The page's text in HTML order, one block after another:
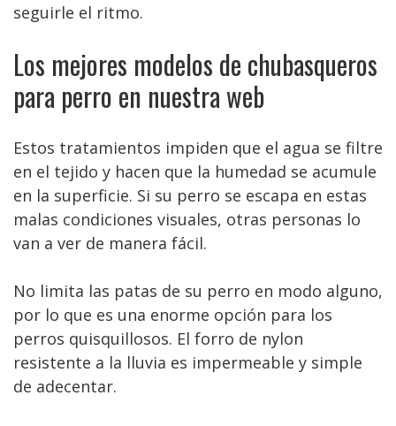
seguirle el ritmo.
Los mejores modelos de chubasqueros
para perro en nuestra web
Estos tratamientos impiden que el agua se filtre
en el tejido y hacen que la humedad se acumule
en la superficie. Si su perro se escapa en estas
malas condiciones visuales, otras personas lo
van a ver de manera fácil.
No limita las patas de su perro en modo alguno,
por lo que es una enorme opción para los
perros quisquillosos. El forro de nylon
resistente a la lluvia es impermeable y simple
de adecentar.